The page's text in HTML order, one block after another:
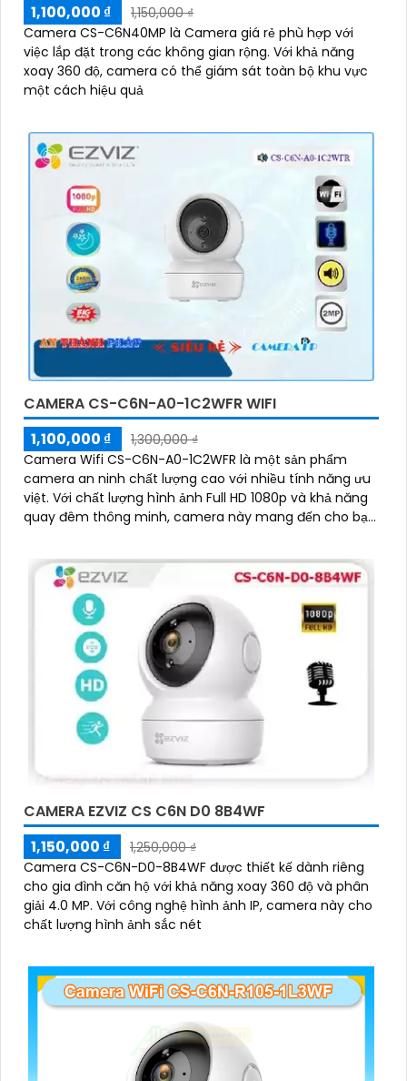
1,100,000 ₫
1,150,000 ₫
Camera CS-C6N40MP là Camera giá rẻ phù hợp với
việc lắp đặt trong các không gian rộng. Với khả năng
xoay 360 độ, camera có thể giám sát toàn bộ khu vực
một cách hiệu quả
CAMERA CS-C6N-A0-1C2WFR WIFI
1,100,000 ₫
1,300,000 ₫
Camera Wifi CS-C6N-A0-1C2WFR là một sản phẩm
camera an ninh chất lượng cao với nhiều tính năng ưu
việt. Với chất lượng hình ảnh Full HD 1080p và khả năng
quay đêm thông minh, camera này mang đến cho bạn
CAMERA EZVIZ CS C6N D0 8B4WF
1,150,000 ₫
1,250,000 ₫
Camera CS-C6N-D0-8B4WF được thiết kế dành riêng
cho gia đình căn hộ với khả năng xoay 360 độ và phân
giải 4.0 MP. Với công nghệ hình ảnh IP, camera này cho
chất lượng hình ảnh sắc nét